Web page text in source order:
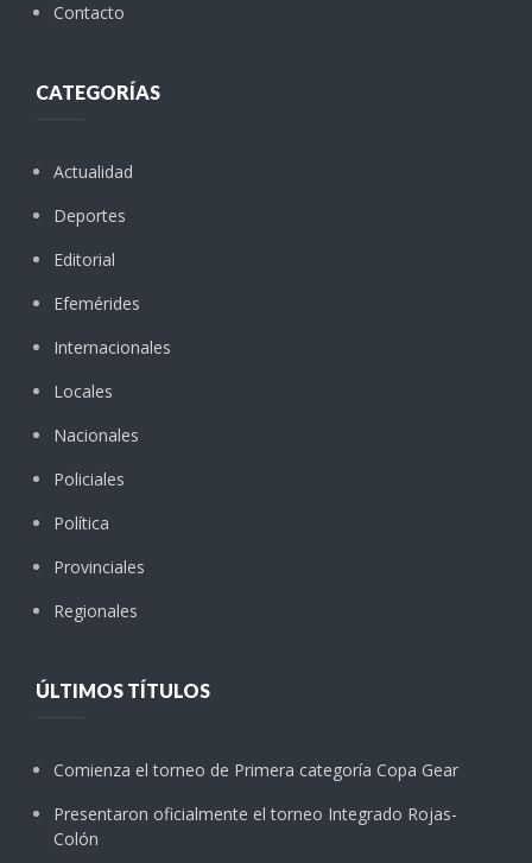
Contacto
CATEGORÍAS
Actualidad
Deportes
Editorial
Efemérides
Internacionales
Locales
Nacionales
Policiales
Política
Provinciales
Regionales
ÚLTIMOS TÍTULOS
Comienza el torneo de Primera categoría Copa Gear
Presentaron oficialmente el torneo Integrado Rojas-
Colón